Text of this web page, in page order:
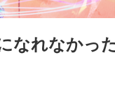
なれなかっ